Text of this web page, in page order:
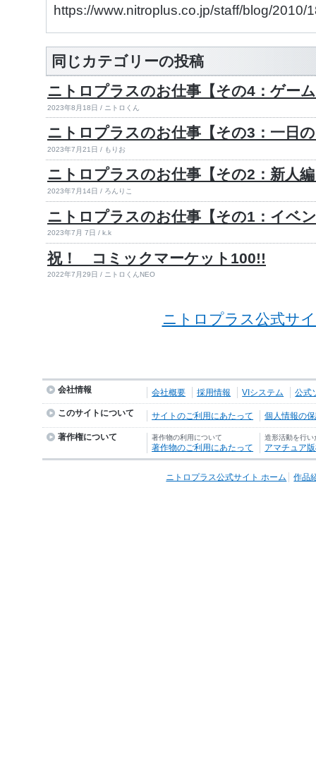
https://www.nitroplus.co.jp/staff/blog/2010/
同じカテゴリーの投稿
ニトロプラスのお仕事【その4：ゲー
2023年8月18日 / ニトロくん
ニトロプラスのお仕事【その3：一日
2023年7月21日 / もりお
ニトロプラスのお仕事【その2：新人
2023年7月14日 / ろんりこ
ニトロプラスのお仕事【その1：イベ
2023年7月 7日 / k.k
祝！ コミックマーケット100!!
2022年7月29日 / ニトロくんNEO
ニトロプラス公式サ
会社情報 会社概要 採用情報 VIシステム 公式
このサイトについて サイトのご利用にあたって 個人情報の
著作権について 著作物の利用について
著作物のご利用にあたって
造形活動を行い
アマチュア
ニトロプラス公式サイト ホーム 作品